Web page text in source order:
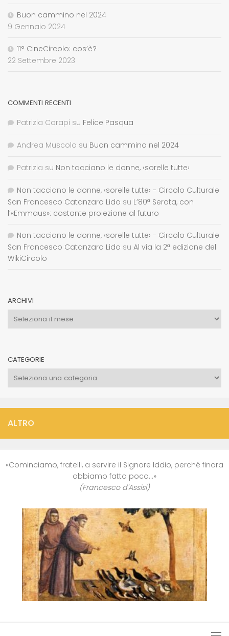
Buon cammino nel 2024
9 Gennaio 2024
11° CineCircolo: cos’è?
22 Settembre 2023
COMMENTI RECENTI
Patrizia Corapi su Felice Pasqua
Andrea Muscolo su Buon cammino nel 2024
Patrizia su Non tacciano le donne, ‹sorelle tutte›
Non tacciano le donne, ‹sorelle tutte› - Circolo Culturale
San Francesco Catanzaro Lido su L’80ª Serata, con
l’«Emmaus»: costante proiezione al futuro
Non tacciano le donne, ‹sorelle tutte› - Circolo Culturale
San Francesco Catanzaro Lido su Al via la 2ª edizione del
WikiCircolo
ARCHIVI
Archivi
CATEGORIE
Categorie
ALTRO
«Cominciamo, fratelli, a servire il Signore Iddio, perché finora
abbiamo fatto poco…»
(Francesco d'Assisi)